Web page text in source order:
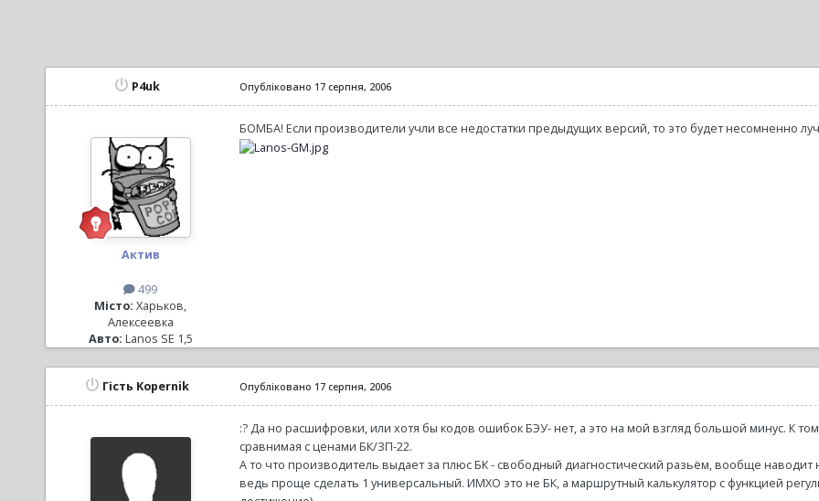
P4uk
Актив
499
Місто: Харьков,
Алексеевка
Авто: Lanos SE 1,5
Опубліковано 17 серпня, 2006
БОМБА! Если производители учли все недостатки предыдущих версий, то это будет несомненно
Гість Kopernik Опубліковано 17 серпня, 2006
:? Да но расшифровки, или хотя бы кодов ошибок БЭУ- нет, а это на мой взгляд большой минус. К
сравнимая с ценами БК/ЗП-22.
А то что производитель выдает за плюс БК - свободный диагностический разьём, вообще
ведь проще сделать 1 универсальный. ИМХО это не БК, а маршрутный калькулятор с функцией